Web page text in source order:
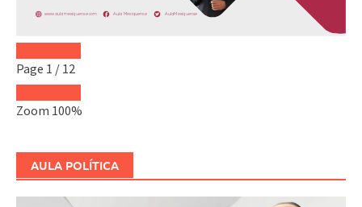
Page 1 / 12
Zoom 100%
AULA POLÍTICA